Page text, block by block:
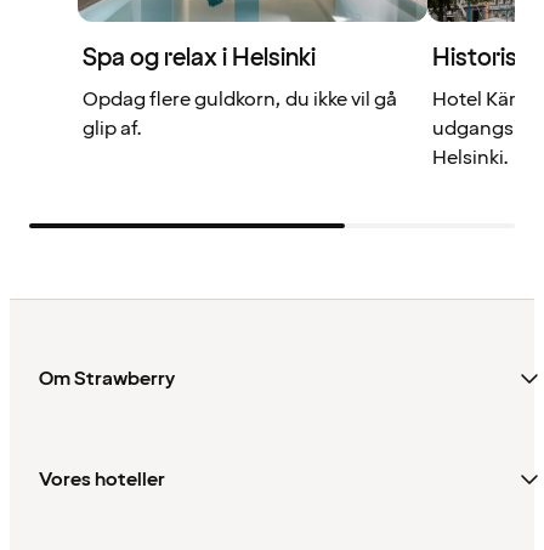
Spa og relax i Helsinki
Opdag flere guldkorn, du ikke vil gå
glip af.
Historisk
Hotel
Helsinki.
Om Strawberry
Vores hoteller